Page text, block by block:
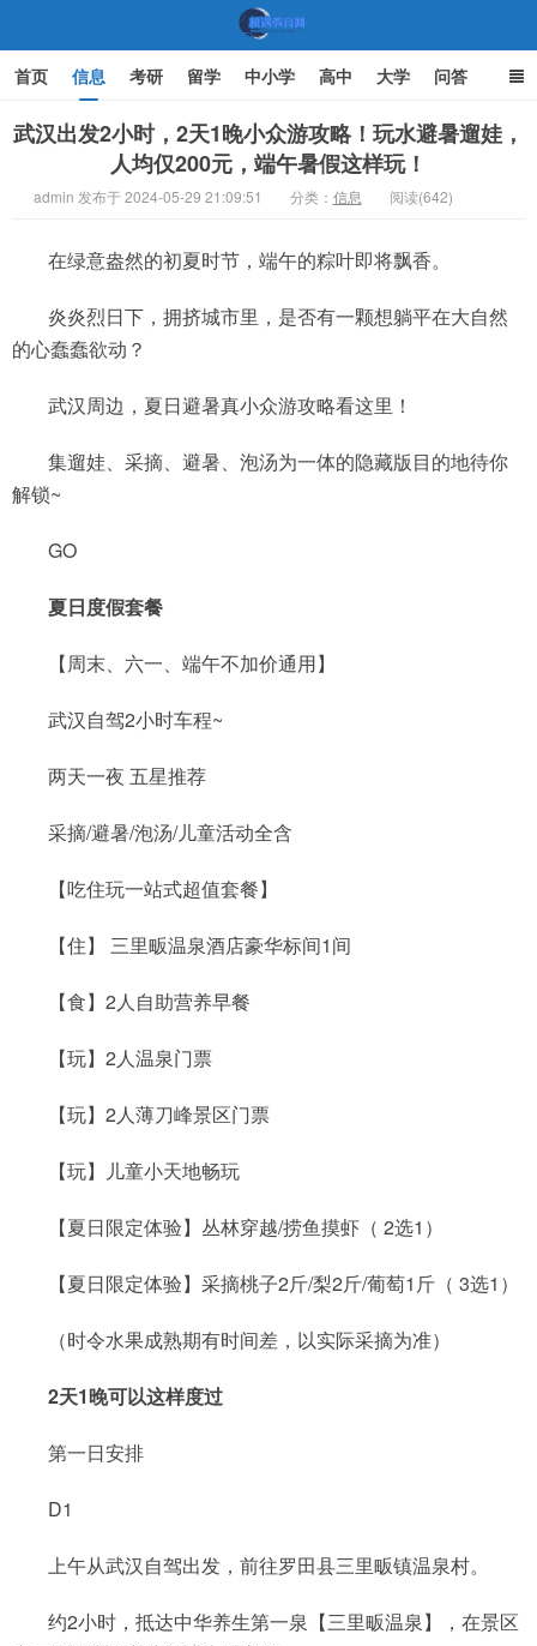
机遇教育网
首页 信息 考研 留学 中小学 高中 大学 问答
文化 家庭教育
武汉出发2小时，2天1晚小众游攻略！玩水避暑遛娃，
人均仅200元，端午暑假这样玩！
admin 发布于 2024-05-29 21:09:51 分类： 信息 阅读(642)
在绿意盎然的初夏时节，端午的粽叶即将飘香。
炎炎烈日下，拥挤城市里，是否有一颗想躺平在大自然
的心蠢蠢欲动？
武汉周边，夏日避暑真小众游攻略看这里！
集遛娃、采摘、避暑、泡汤为一体的隐藏版目的地待你
解锁~
GO
夏日度假套餐
【周末、六一、端午不加价通用】
武汉自驾2小时车程~
两天一夜 五星推荐
采摘/避暑/泡汤/儿童活动全含
【吃住玩一站式超值套餐】
【住】 三里畈温泉酒店豪华标间1间
【食】2人自助营养早餐
【玩】2人温泉门票
【玩】2人薄刀峰景区门票
【玩】儿童小天地畅玩
【夏日限定体验】丛林穿越/捞鱼摸虾（ 2选1）
【夏日限定体验】采摘桃子2斤/梨2斤/葡萄1斤（ 3选1）
（时令水果成熟期有时间差，以实际采摘为准）
2天1晚可以这样度过
第一日安排
D1
上午从武汉自驾出发，前往罗田县三里畈镇温泉村。
约2小时，抵达中华养生第一泉【三里畈温泉】，在景区